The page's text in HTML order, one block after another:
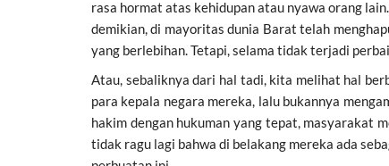
rasa hormat atas kehidupan atau nyawa orang
demikian, di mayoritas dunia Barat telah
yang berlebihan. Tetapi, selama tidak terjadi
Atau, sebaliknya dari hal tadi, kita melihat hal
para kepala negara mereka, lalu bukannya
hakim dengan hukuman yang tepat, masyarakat
tidak ragu lagi bahwa di belakang mereka ada